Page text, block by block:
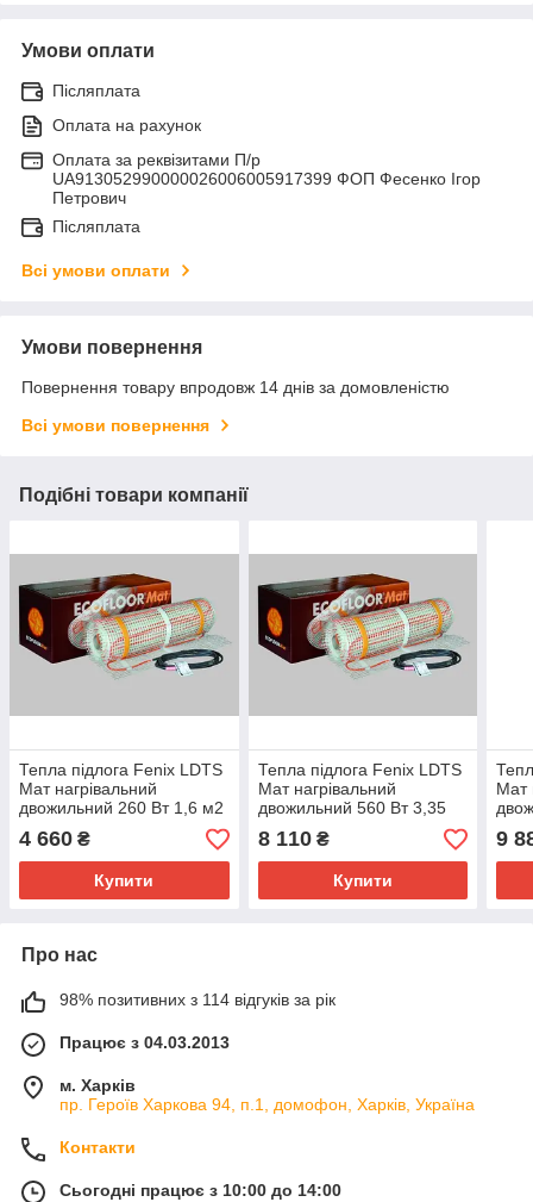
Умови оплати
Післяплата
Оплата на рахунок
Оплата за реквізитами П/р
UA913052990000026006005917399 ФОП Фесенко Ігор
Петрович
Післяплата
Всі умови оплати
Умови повернення
Повернення товару впродовж 14 днів за домовленістю
Всі умови повернення
Подібні товари компанії
Тепла підлога Fenix LDTS
Мат нагрівальний
двожильний 260 Вт 1,6 м2
(5530220)
4 660 ₴
Купити
Тепла підлога Fenix LDTS
Мат нагрівальний
двожильний 560 Вт 3,35
м2 (5530255)
8 110₴
Купити
Мат
м2
9
Про нас
98% позитивних з 114 відгуків за рік
Працює з 04.03.2013
м. Харків
пр. Героїв Харкова 94, п.1, домофон, Харків, Україна
Контакти
Сьогодні працює з 10:00 до 14:00